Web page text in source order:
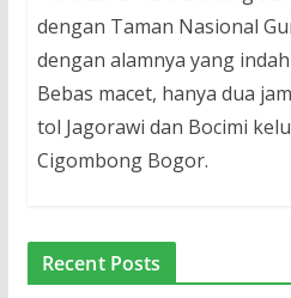
dengan Taman Nasional
dengan alamnya yang
Bebas macet, hanya dua
tol Jagorawi dan Bocimi
Cigombong Bogor.
Recent Posts